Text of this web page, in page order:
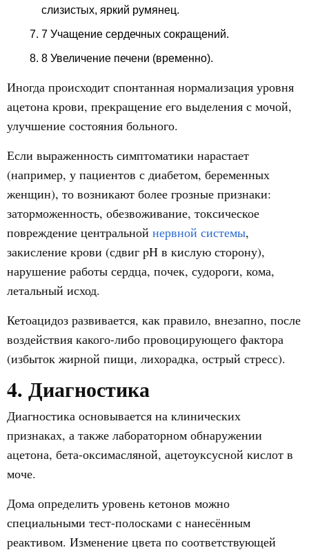
слизистых, яркий румянец.
7 Учащение сердечных сокращений.
8 Увеличение печени (временно).
Иногда происходит спонтанная нормализация уровня
ацетона крови, прекращение его выделения с мочой,
улучшение состояния больного.
Если выраженность симптоматики нарастает
(например, у пациентов с диабетом, беременных
женщин), то возникают более грозные признаки:
заторможенность, обезвоживание, токсическое
повреждение центральной нервной системы,
закисление крови (сдвиг pH в кислую сторону),
нарушение работы сердца, почек, судороги, кома,
летальный исход.
Кетоацидоз развивается, как правило, внезапно, после
воздействия какого-либо провоцирующего фактора
(избыток жирной пищи, лихорадка, острый стресс).
4. Диагностика
Диагностика основывается на клинических
признаках, а также лабораторном обнаружении
ацетона, бета-оксимасляной, ацетоуксусной кислот в
моче.
Дома определить уровень кетонов можно
специальными тест-полосками с нанесённым
реактивом. Изменение цвета по соответствующей